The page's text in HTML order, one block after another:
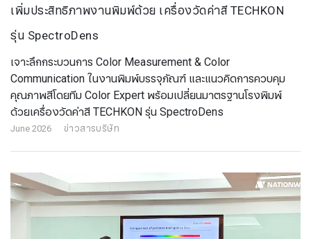
เพิ่มประสิทธิภาพงานพิมพ์ด้วย เครื่องวัดค่าสี TECHKON
รุ่น SpectroDens
เจาะลึกกระบวนการ Color Measurement & Color
Communication ในงานพิมพ์บรรจุภัณฑ์ และแนวคิดการควบคุม
คุณภาพสีโดยทีม Color Expert พร้อมเปลี่ยนมาตรฐานโรงพิมพ์
ด้วยเครื่องวัดค่าสี TECHKON รุ่น SpectroDens
June 2026 ข่าวสารบริษัท